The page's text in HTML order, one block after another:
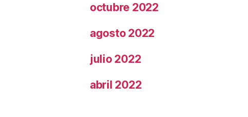
octubre 2022
agosto 2022
julio 2022
abril 2022